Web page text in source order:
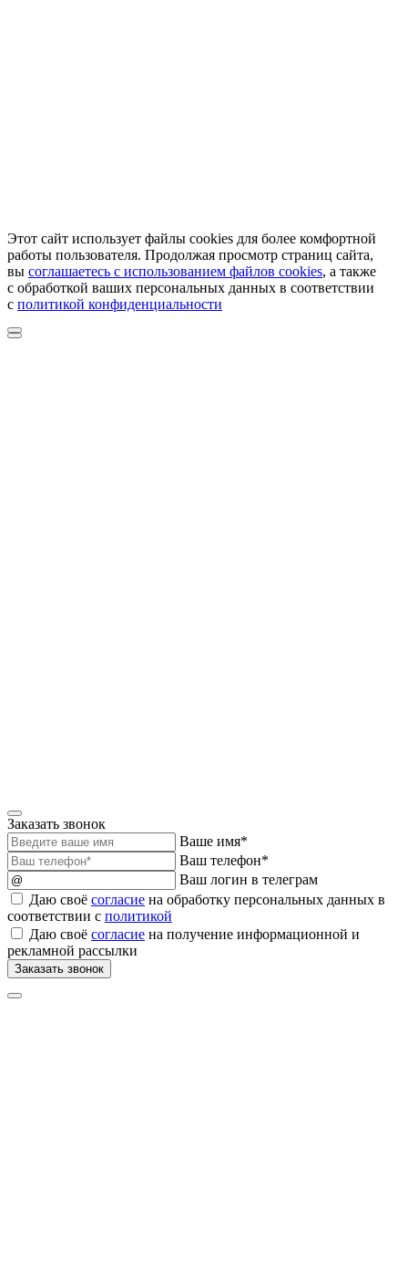
Этот сайт использует файлы cookies для более комфортной
работы пользователя. Продолжая просмотр страниц сайта,
вы соглашаетесь с использованием файлов cookies, а также
с обработкой ваших персональных данных в соответствии
с политикой конфиденциальности
Заказать звонок
Ваше имя*
Ваш телефон*
Ваш логин в телеграм
Даю своё согласие на обработку персональных данных в
соответствии с политикой
Даю своё согласие на получение информационной и
рекламной рассылки
Заказать звонок